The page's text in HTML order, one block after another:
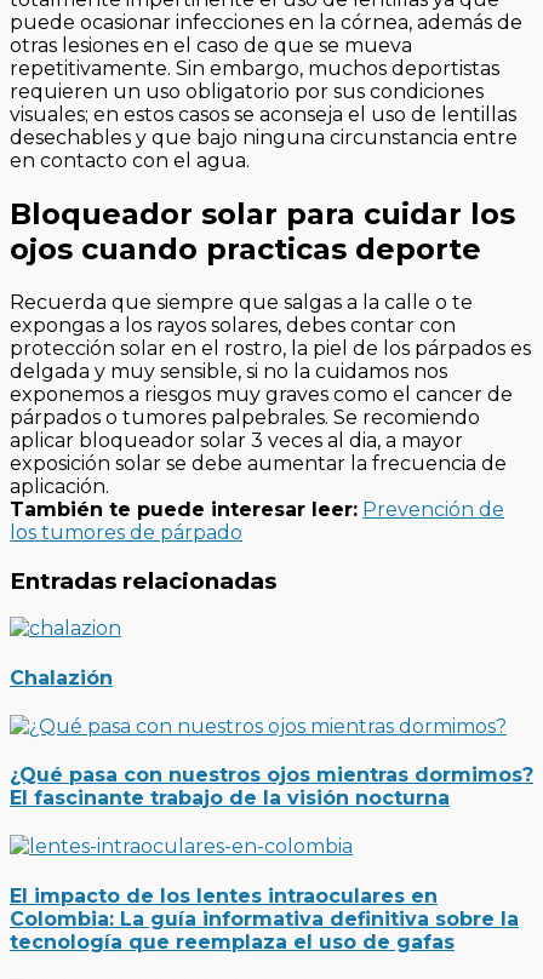
puede ocasionar infecciones en la córnea, además de
otras lesiones en el caso de que se mueva
repetitivamente. Sin embargo, muchos deportistas
requieren un uso obligatorio por sus condiciones
visuales; en estos casos se aconseja el uso de lentillas
desechables y que bajo ninguna circunstancia entre
en contacto con el agua.
Bloqueador solar para cuidar los
ojos cuando practicas deporte
Recuerda que siempre que salgas a la calle o te
expongas a los rayos solares, debes contar con
protección solar en el rostro, la piel de los párpados es
delgada y muy sensible, si no la cuidamos nos
exponemos a riesgos muy graves como el cancer de
párpados o tumores palpebrales. Se recomiendo
aplicar bloqueador solar 3 veces al dia, a mayor
exposición solar se debe aumentar la frecuencia de
aplicación.
También te puede interesar leer: Prevención de
los tumores de párpado
Entradas relacionadas
Chalazión
¿Qué pasa con nuestros ojos mientras dormimos?
El fascinante trabajo de la visión nocturna
El impacto de los lentes intraoculares en
Colombia: La guía informativa definitiva sobre la
tecnología que reemplaza el uso de gafas